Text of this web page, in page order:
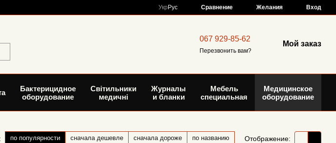
Укр Рус Сравнение Желания Вход
067 929-85-62
Перезвонить вам?
Мой заказ
Бактерицидное
оборудование
Світильники
медичні
Журналы
и бланки
Мебель
специальная
Медицинское
оборудование
по популярности сначала дешевле сначала дороже по названию Отображение: